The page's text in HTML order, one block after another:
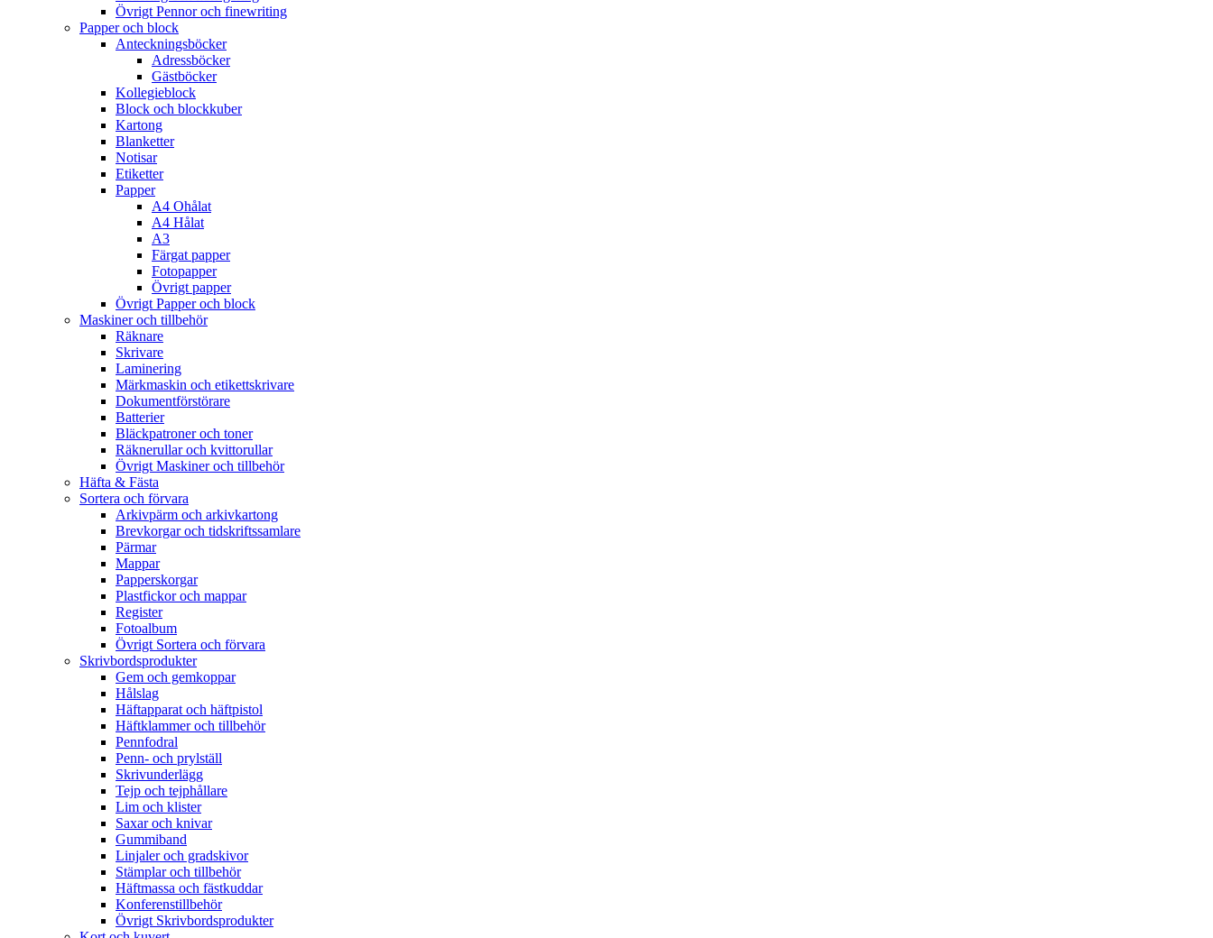
Övrigt Pennor och finewriting
Papper och block
Anteckningsböcker
Adressböcker
Gästböcker
Kollegieblock
Block och blockkuber
Kartong
Blanketter
Notisar
Etiketter
Papper
A4 Ohålat
A4 Hålat
A3
Färgat papper
Fotopapper
Övrigt papper
Övrigt Papper och block
Maskiner och tillbehör
Räknare
Skrivare
Laminering
Märkmaskin och etikettskrivare
Dokumentförstörare
Batterier
Bläckpatroner och toner
Räknerullar och kvittorullar
Övrigt Maskiner och tillbehör
Häfta & Fästa
Sortera och förvara
Arkivpärm och arkivkartong
Brevkorgar och tidskriftssamlare
Pärmar
Mappar
Papperskorgar
Plastfickor och mappar
Register
Fotoalbum
Övrigt Sortera och förvara
Skrivbordsprodukter
Gem och gemkoppar
Hålslag
Häftapparat och häftpistol
Häftklammer och tillbehör
Pennfodral
Penn- och prylställ
Skrivunderlägg
Tejp och tejphållare
Lim och klister
Saxar och knivar
Gummiband
Linjaler och gradskivor
Stämplar och tillbehör
Häftmassa och fästkuddar
Konferenstillbehör
Övrigt Skrivbordsprodukter